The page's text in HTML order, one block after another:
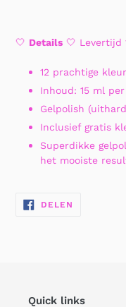
toegevoegen
winkelwagen
🤍 Details 🤍 Levertijd
12 prachtige
Inhoud: 15 ml
Gelpolish
Inclusief gratis
Superdikke
het mooiste
DELEN
Quick links